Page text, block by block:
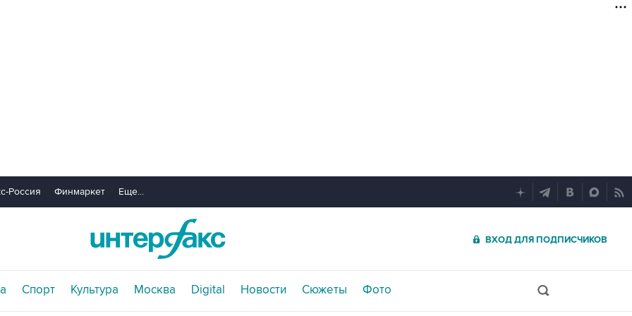
Россия Финмаркет Еще...
ВХОД ДЛЯ ПОДПИСЧИКОВ
Спорт Культура Москва Digital Новости Сюжеты Фото